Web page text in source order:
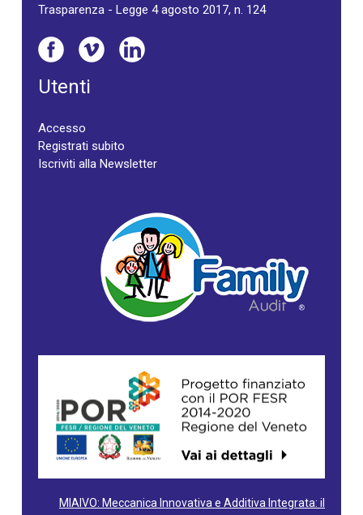
Trasparenza - Legge 4 agosto 2017, n. 124
Utenti
Accesso
Registrati subito
Iscriviti alla Newsletter
MIAIVO: Meccanica Innovativa e Additiva Integrata: il